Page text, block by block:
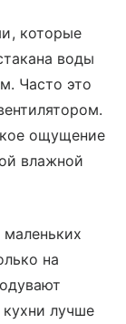
которые
воды
Часто это
ощущение
влажной
на
лучше